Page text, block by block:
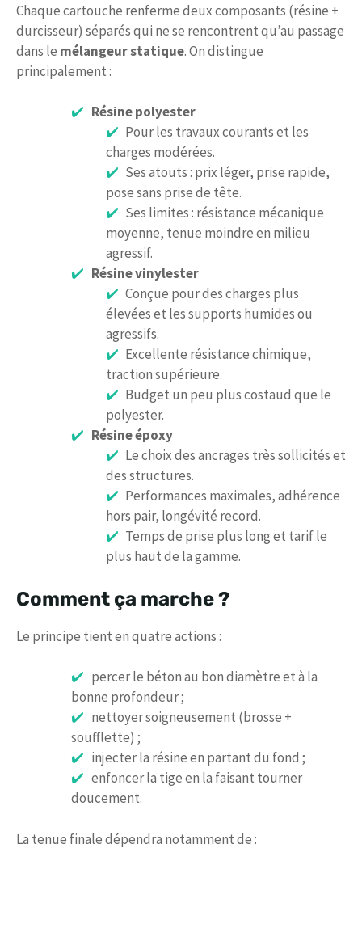
Chaque cartouche renferme deux composants (résine +
durcisseur) séparés qui ne se rencontrent qu’au passage
dans le mélangeur statique. On distingue
principalement :
Résine polyester
Pour les travaux courants et les
charges modérées.
Ses atouts : prix léger, prise rapide,
pose sans prise de tête.
Ses limites : résistance mécanique
moyenne, tenue moindre en milieu
agressif.
Résine vinylester
Conçue pour des charges plus
élevées et les supports humides ou
agressifs.
Excellente résistance chimique,
traction supérieure.
Budget un peu plus costaud que le
polyester.
Résine époxy
Le choix des ancrages très sollicités et
des structures.
Performances maximales, adhérence
hors pair, longévité record.
Temps de prise plus long et tarif le
plus haut de la gamme.
Comment ça marche ?
Le principe tient en quatre actions :
percer le béton au bon diamètre et à la
bonne profondeur ;
nettoyer soigneusement (brosse +
soufflette) ;
injecter la résine en partant du fond ;
enfoncer la tige en la faisant tourner
doucement.
La tenue finale dépendra notamment de :